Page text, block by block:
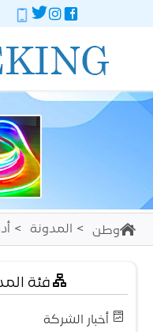
وطن المدونة
فئة
أخبار الشركة